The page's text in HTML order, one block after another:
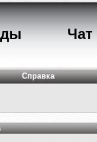
Чат
Справка